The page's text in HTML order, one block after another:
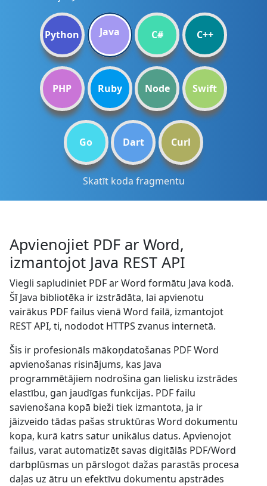
Python Java C# C++
PHP Ruby Node Swift
Go Dart Curl
Skatīt koda fragmentu
Apvienojiet PDF ar Word,
izmantojot Java REST API
Viegli sapludiniet PDF ar Word formātu Java kodā.
Šī Java bibliotēka ir izstrādāta, lai apvienotu
vairākus PDF failus vienā Word failā, izmantojot
REST API, ti, nododot HTTPS zvanus internetā.
Šis ir profesionāls mākoņdatošanas PDF Word
apvienošanas risinājums, kas Java
programmētājiem nodrošina gan lielisku izstrādes
elastību, gan jaudīgas funkcijas. PDF failu
savienošana kopā bieži tiek izmantota, ja ir
jāizveido tādas pašas struktūras Word dokumentu
kopa, kurā katrs satur unikālus datus. Apvienojot
failus, varat automatizēt savas digitālās PDF/Word
darbplūsmas un pārslogot dažas parastās procesa
daļas uz ātru un efektīvu dokumentu apstrādes